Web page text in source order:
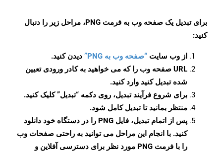
برای تبدیل یک صفحه وب به فرمت PNG، مراحل زیر را دنبال
کنید:
از وب سایت “صفحه وب به PNG”
دیدن کنید.
URL صفحه وب را که می خواهید به کادر ورودی تعیین
شده تبدیل کنید وارد کنید.
برای شروع فرآیند تبدیل، روی دکمه “تبدیل” کلیک کنید.
منتظر بمانید تا تبدیل کامل شود.
پس از اتمام تبدیل، فایل PNG را در دستگاه خود دانلود
کنید. با انجام این مراحل می توانید به راحتی صفحات وب
را با فرمت PNG مورد نظر برای دسترسی آفلاین و